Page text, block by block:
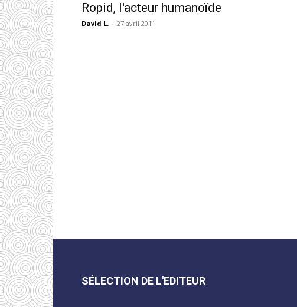
Ropid, l'acteur humanoïde
David L. - 27 avril 2011
SÉLECTION DE L'EDITEUR